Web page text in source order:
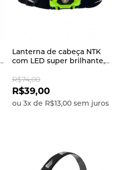
Lanterna de cabeça NTK
com LED super brilhante,
água de 70 lúmens Fiji
R$74,00
R$39,00
ou 3xde R$13,00sem juros